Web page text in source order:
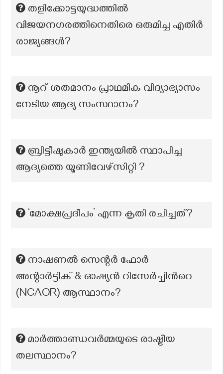
തളിക്കോട്ടയുദ്ധത്തിൽ
വിജയനഗരത്തിനെതിരെ ഒരുമിച്ച എതിർ
രാജ്യങ്ങൾ?
നൂറ് ശതമാനം പ്രാഥമിക വിദ്യാഭ്യാസം
നേടിയ ആദ്യ സംസ്ഥാനം?
ബ്രിട്ടീഷുകാർ ഇന്ത്യയിൽ സ്ഥാപിച്ച
ആദ്യത്തെ യൂണിവേഴ്സിറ്റി ?
‘മോക്ഷപ്രദീപം’ എന്ന കൃതി രചിച്ചത്?
നാഷണൽ സെന്റർ ഫോർ
അന്റാർട്ടിക് & ഓഷ്യൻ റിസേർച്ചിന്‍റെ
(NCAOR) ആസ്ഥാനം?
മാർത്താണ്ഡവർമ്മയുടെ രാഷ്ട്രീയ
തലസ്ഥാനം?